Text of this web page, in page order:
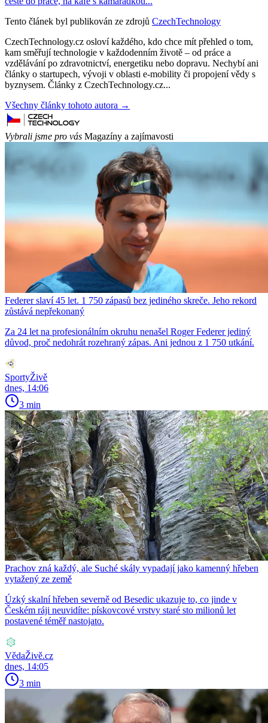
Tento článek byl publikován ze zdrojů CzechTechnology
CzechTechnology.cz osloví každého, kdo chce mít přehled o tom,
kam směřují technologie v každodenním životě – od práce a
vzdělávání po zdravotnictví, energetiku nebo dopravu. Nechybí ani
články o startupech, vývoji v oblasti e-mobility či propojení vědy s
byznysem. Články z CzechTechnology.cz...
Všechny články tohoto autora →
Vybrali jsme pro vás Magazíny a zajímavosti
Federer slaví 45 let. 1 750 zápasů bez jediného skreče. Jeho rekord
zůstává nepřekonaný
Za 24 let na profesionálním okruhu nenašel Roger Federer jediný
důvod, proč nedohrát rozehraný zápas. Ani jednou z 1 750 utkání.
SportyŽivě
dnes, 14:06
3 min
Prachov zná každý, ale Suché skály vypadají jako kamenný hřeben
vytažený ze země
Úzký skalní hřeben severně od Besedic ukazuje to, co jinde v
Českém ráji neuvidíte: pískovcové vrstvy staré sto milionů let
postavené téměř nastojato.
VědaŽivě.cz
dnes, 14:05
3 min